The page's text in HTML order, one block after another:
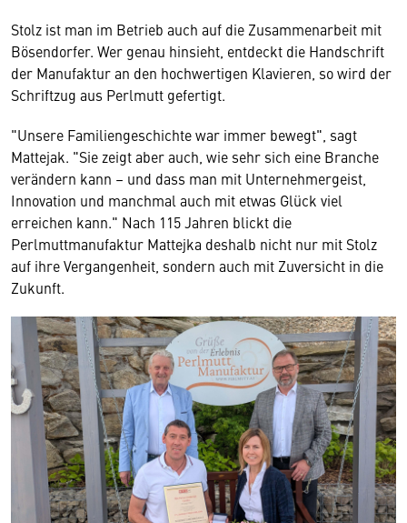
Stolz ist man im Betrieb auch auf die Zusammenarbeit mit
Bösendorfer. Wer genau hinsieht, entdeckt die Handschrift
der Manufaktur an den hochwertigen Klavieren, so wird der
Schriftzug aus Perlmutt gefertigt.
"Unsere Familiengeschichte war immer bewegt", sagt
Mattejak. "Sie zeigt aber auch, wie sehr sich eine Branche
verändern kann – und dass man mit Unternehmergeist,
Innovation und manchmal auch mit etwas Glück viel
erreichen kann." Nach 115 Jahren blickt die
Perlmuttmanufaktur Mattejka deshalb nicht nur mit Stolz
auf ihre Vergangenheit, sondern auch mit Zuversicht in die
Zukunft.